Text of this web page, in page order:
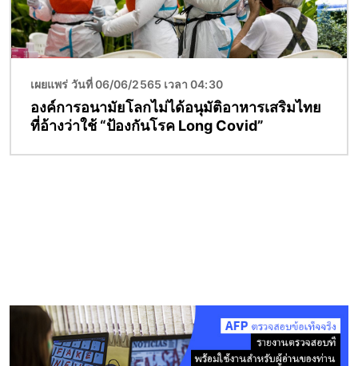
เผยแพร่ วันที่ 06/06/2565 เวลา 04:30
องค์การอนามัยโลกไม่ได้อนุมัติอาหารเสริมไทย
ที่อ้างว่าใช้ “ป้องกันโรค Long Covid”